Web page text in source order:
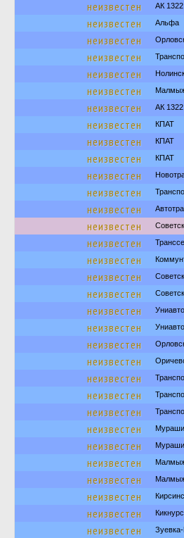
неизвестен АК 1322
неизвестен Альфа
неизвестен
неизвестен
неизвестен
неизвестен
неизвестен АК 1322
неизвестен КПАТ
неизвестен КПАТ
неизвестен КПАТ
неизвестен
неизвестен
неизвестен
неизвестен
неизвестен
неизвестен
неизвестен
неизвестен
неизвестен Униавто
неизвестен Униавто
неизвестен
неизвестен
неизвестен
неизвестен
неизвестен
неизвестен
неизвестен
неизвестен
неизвестен
неизвестен
неизвестен
неизвестен